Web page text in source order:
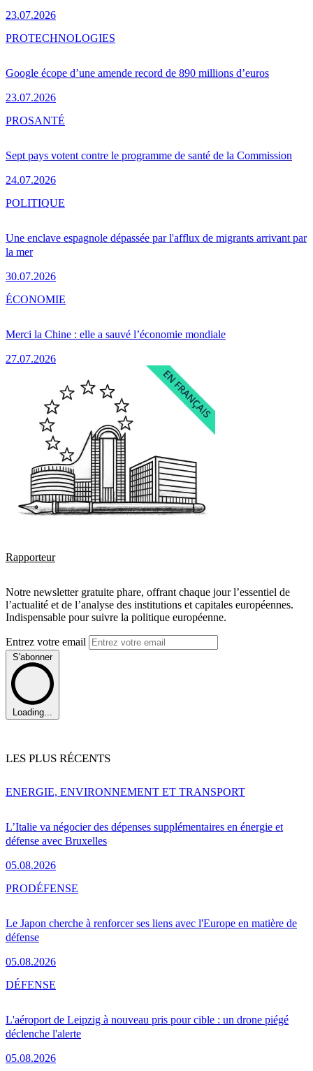
23.07.2026
Google écope d’une amende record de 890 millions d’euros
23.07.2026
PROTECHNOLOGIES
Sept pays votent contre le programme de santé de la Commission
24.07.2026
PROSANTÉ
Une enclave espagnole dépassée par l'afflux de migrants arrivant par
la mer
30.07.2026
POLITIQUE
Merci la Chine : elle a sauvé l’économie mondiale
27.07.2026
ÉCONOMIE
Rapporteur
Notre newsletter gratuite phare, offrant chaque jour l’essentiel de
l’actualité et de l’analyse des institutions et capitales européennes.
Indispensable pour suivre la politique européenne.
Entrez votre email
S'abonner
Loading...
LES PLUS RÉCENTS
L’Italie va négocier des dépenses supplémentaires en énergie et
défense avec Bruxelles
05.08.2026
ENERGIE, ENVIRONNEMENT ET TRANSPORT
Le Japon cherche à renforcer ses liens avec l'Europe en matière de
défense
05.08.2026
PRODÉFENSE
L'aéroport de Leipzig à nouveau pris pour cible : un drone piégé
déclenche l'alerte
05.08.2026
DÉFENSE